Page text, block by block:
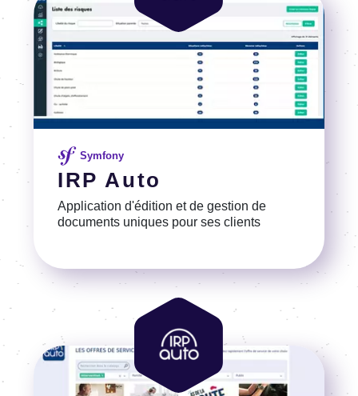
IRP Auto
Application d'édition et de gestion de
documents uniques pour ses clients
Symfony
Voir la référence
Image
Image